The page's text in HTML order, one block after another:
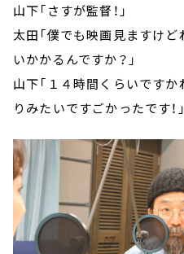
山下「さすが監督！」
太田「僕でも映画見ますけ
いかかるんですか？」
山下「１４時間くらいです
りみたいですごかったです！」